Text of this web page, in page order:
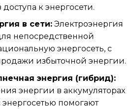
к энергосети.
в сети:Электроэнергия
непосредственной
энергосеть, с
избыточной энергии.
энергия (гибрид):
энергии в аккумуляторах
помогают